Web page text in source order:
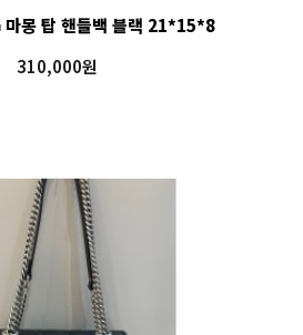
마몽 탑 핸들백 블랙 21*15*8
310,000원